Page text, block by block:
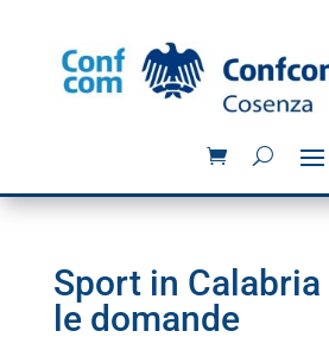
Sport in Calabria
le domande